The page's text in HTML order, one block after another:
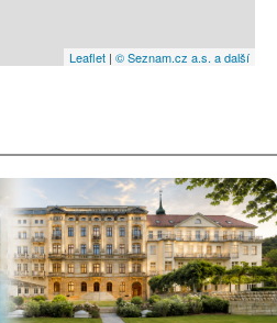
Leaflet | © Seznam.cz a.s. a další